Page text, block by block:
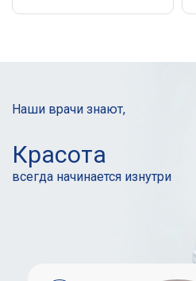
Наши врачи знают,
Красота
всегда начинается изнутри